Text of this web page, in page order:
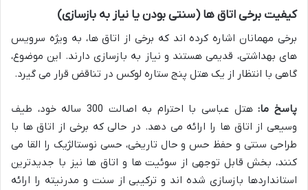
کیفیت برخی اتاق ها (سنتی بودن یا نیاز به بازسازی)
برخی مهمانان اشاره کرده اند که برخی از اتاق ها، به ویژه سرویس
های بهداشتی، قدیمی هستند و نیاز به بازسازی دارند. این موضوع،
گاهی با انتظار از یک هتل پنج ستاره لوکس در تناقض قرار می گیرد.
پاسخ ما:
هتل عباسی با احترام به اصالت 300 ساله خود، طیف
وسیعی از اتاق ها را ارائه می دهد. در حالی که برخی از اتاق ها با
طراحی سنتی و حفظ حس و حال تاریخی، حسی نوستالژیک را القا می
کنند، بخش قابل توجهی از سوئیت ها و اتاق ها نیز با جدیدترین
استانداردها بازسازی شده اند و ترکیبی از سنت و مدرنیته را ارائه